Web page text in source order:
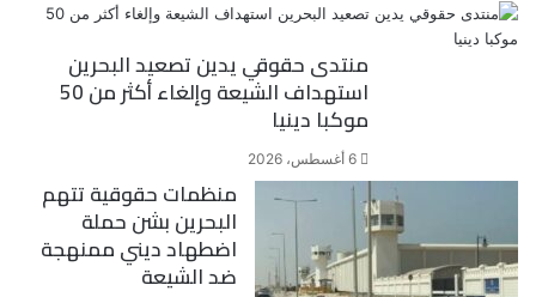
منتدى حقوقي يدين تصعيد البحرين
استهداف الشيعة وإلغاء أكثر من 50
موكبا دينيا
6 أغسطس، 2026
منظمات حقوقية تتهم
البحرين بشن حملة
اضطهاد ديني ممنهجة
ضد الشيعة